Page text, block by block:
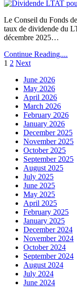
Le Conseil du Fonds
taux de dividende du
décembre 2025…
Continue Reading....
Posts
pagination
1 2 Next
June 2026
May 2026
April 2026
March 2026
February 2026
January 2026
December 2025
November 2025
October 2025
September 2025
August 2025
July 2025
June 2025
May 2025
April 2025
February 2025
January 2025
December 2024
November 2024
October 2024
September 2024
August 2024
July 2024
June 2024